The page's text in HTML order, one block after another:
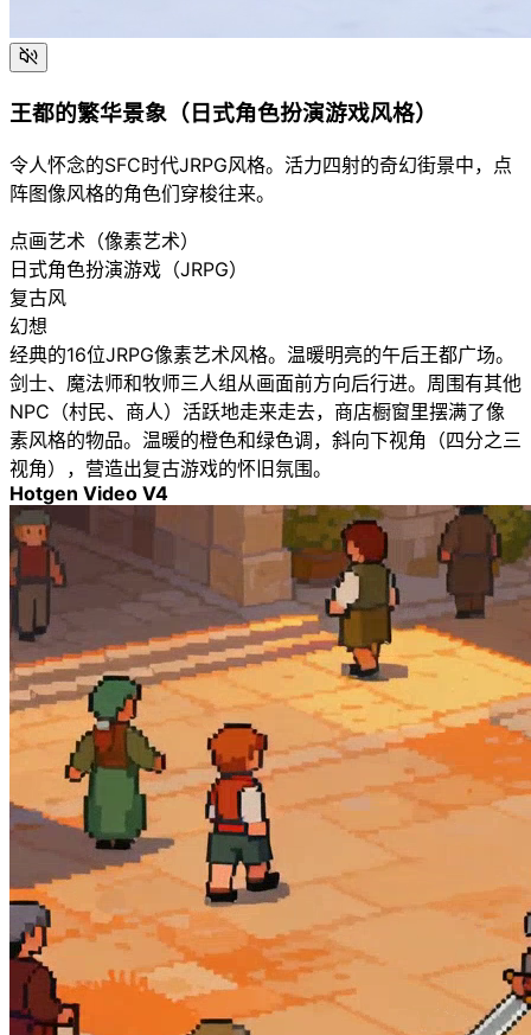
王都的繁华景象（日式角色扮演游戏风格）
令人怀念的SFC时代JRPG风格。活力四射的奇幻街景中，点
阵图像风格的角色们穿梭往来。
点画艺术（像素艺术）
日式角色扮演游戏（JRPG）
复古风
幻想
经典的16位JRPG像素艺术风格。温暖明亮的午后王都广场。
剑士、魔法师和牧师三人组从画面前方向后行进。周围有其他
NPC（村民、商人）活跃地走来走去，商店橱窗里摆满了像
素风格的物品。温暖的橙色和绿色调，斜向下视角（四分之三
视角），营造出复古游戏的怀旧氛围。
Hotgen Video V4